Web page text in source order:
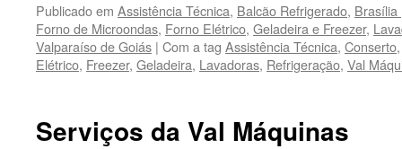
Publicado em Assistência Técnica, Balcão Refrigerado, Brasília
Forno de Microondas, Forno Elétrico, Geladeira e Freezer,
Valparaíso de Goiás | Com a tag Assistência Técnica, Conserto
Elétrico, Freezer, Geladeira, Lavadoras, Refrigeração, Val
Serviços da Val Máquinas